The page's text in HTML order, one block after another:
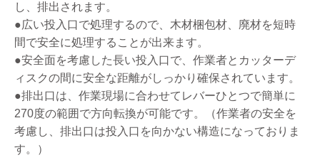
し、排出されます。
●広い投入口で処理するので、木材梱包材、廃材を短時
間で安全に処理することが出来ます。
●安全面を考慮した長い投入口で、作業者とカッターデ
ィスクの間に安全な距離がしっかり確保されています。
●排出口は、作業現場に合わせてレバーひとつで簡単に
270度の範囲で方向転換が可能です。（作業者の安全を
考慮し、排出口は投入口を向かない構造になっておりま
す。）